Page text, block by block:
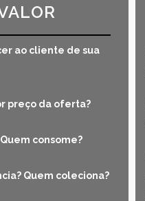
ao cliente de sua
preço da oferta?
consome?
Quem coleciona?